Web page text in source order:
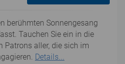
berühmten Sonnengesang
Tauchen Sie ein in die
Patrons aller, die sich im
Details...